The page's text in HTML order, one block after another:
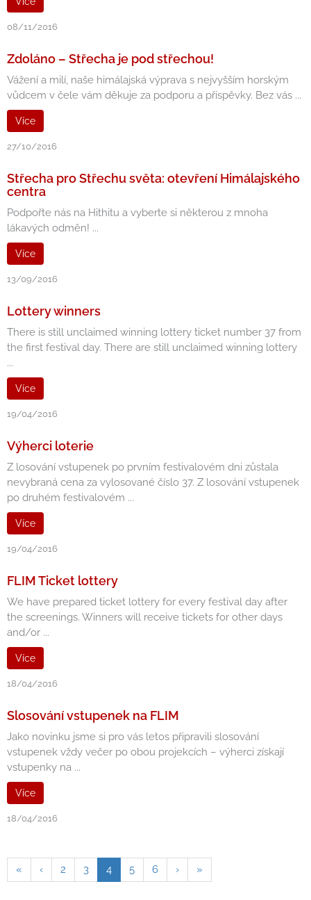
08/11/2016
Zdoláno – Střecha je pod střechou!
Vážení a milí, naše himálajská výprava s nejvyšším horským
vůdcem v čele vám děkuje za podporu a příspěvky. Bez vás ...
Více
27/10/2016
Střecha pro Střechu světa: otevření Himálajského
centra
Podpořte nás na Hithitu a vyberte si některou z mnoha
lákavých odměn! ...
Více
13/09/2016
Lottery winners
There is still unclaimed winning lottery ticket number 37 from
the first festival day. There are still unclaimed winning lottery
...
Více
19/04/2016
Výherci loterie
Z losování vstupenek po prvním festivalovém dni zůstala
nevybraná cena za vylosované číslo 37. Z losování vstupenek
po druhém festivalovém ...
Více
19/04/2016
FLIM Ticket lottery
We have prepared ticket lottery for every festival day after
the screenings. Winners will receive tickets for other days
and/or ...
Více
18/04/2016
Slosování vstupenek na FLIM
Jako novinku jsme si pro vás letos připravili slosování
vstupenek vždy večer po obou projekcích – výherci získají
vstupenky na ...
Více
18/04/2016
« ‹ 2 3 4 5 6 › »